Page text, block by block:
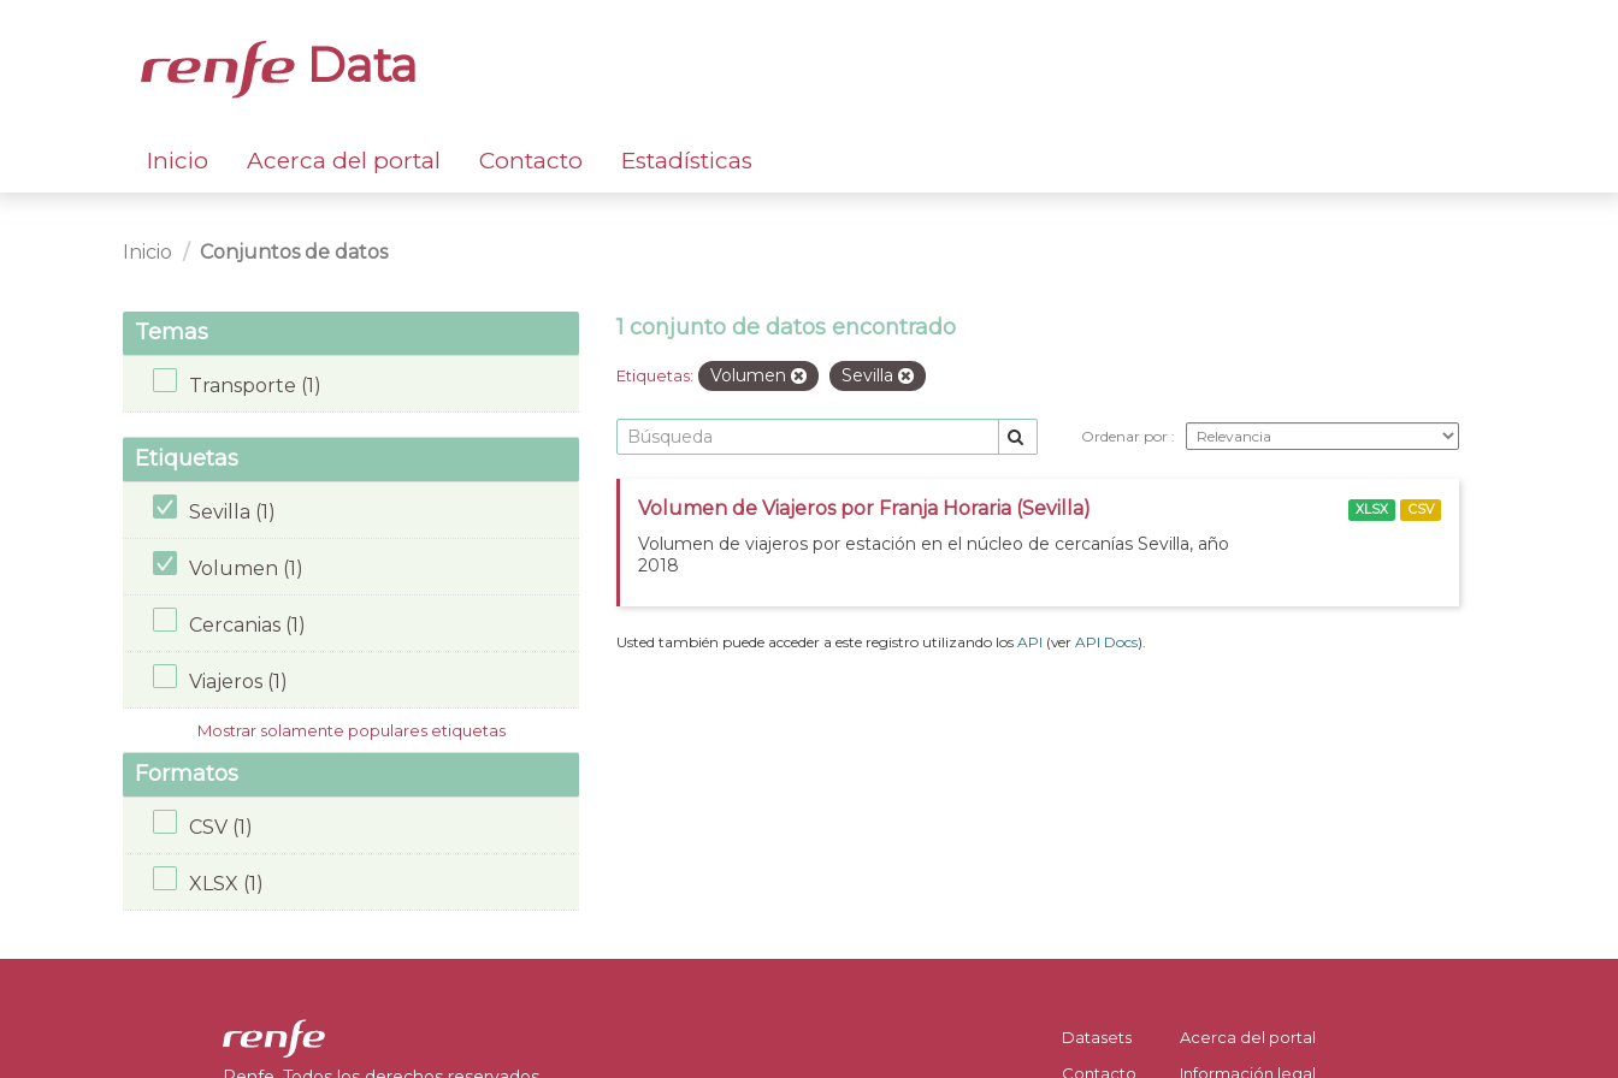
Data
Inicio Acerca del portal Contacto Estadísticas
Inicio Conjuntos de datos
Temas
Transporte (1)
Etiquetas
Sevilla (1)
Volumen (1)
Cercanias (1)
Viajeros (1)
Mostrar solamente populares etiquetas
Formatos
CSV (1)
XLSX (1)
1 conjunto de datos encontrado
Etiquetas: Volumen Sevilla
Ordenar por
Volumen de Viajeros por Franja Horaria (Sevilla)
Volumen de viajeros por estación en el núcleo de cercanías Sevilla, año
2018
XLSX CSV
Usted también puede acceder a este registro utilizando los API (ver API Docs).
Datasets
Contacto
Acerca del portal
Información legal